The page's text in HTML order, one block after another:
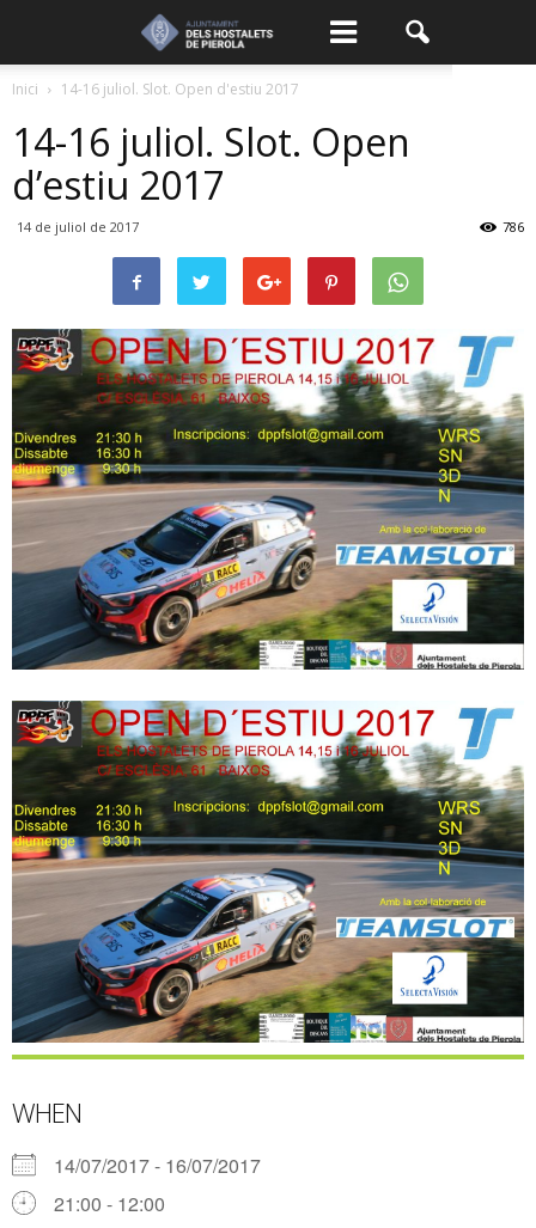
Inici 14-16 juliol. Slot. Open d'estiu 2017
14-16 juliol. Slot. Open
d’estiu 2017
14 de juliol de 2017 786
WHEN
14/07/2017 - 16/07/2017
21:00 - 12:00